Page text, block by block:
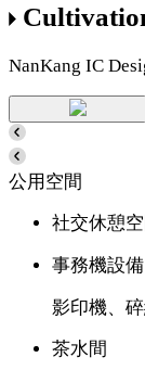
NanKang IC
公用空間
社交休憩
事務機設備
影印機、
茶水間